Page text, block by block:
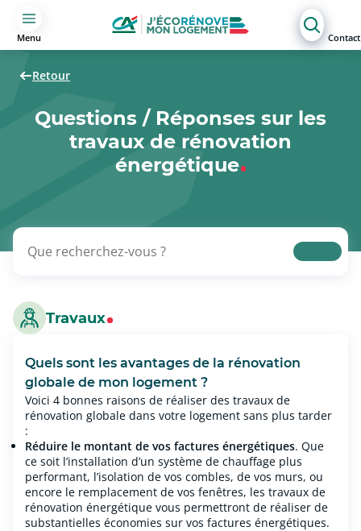
Menu Contact
Retour
Questions / Réponses sur les
travaux de rénovation
énergétique
Travaux
Quels sont les avantages de la rénovation
globale de mon logement ?
Voici 4 bonnes raisons de réaliser des travaux de
rénovation globale dans votre logement sans plus tarder
:
Réduire le montant de vos factures énergétiques. Que
ce soit l’installation d’un système de chauffage plus
performant, l’isolation de vos combles, de vos murs, ou
encore le remplacement de vos fenêtres, les travaux de
rénovation énergétique vous permettront de réaliser de
substantielles économies sur vos factures énergétiques.